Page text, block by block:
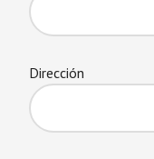
Dirección